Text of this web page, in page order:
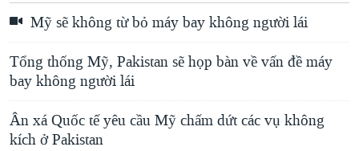
Mỹ sẽ không từ bỏ máy bay không người lái
Tổng thống Mỹ, Pakistan sẽ họp bàn về vấn đề máy
bay không người lái
Ân xá Quốc tế yêu cầu Mỹ chấm dứt các vụ không
kích ở Pakistan